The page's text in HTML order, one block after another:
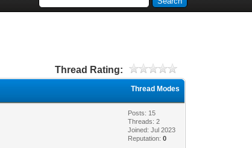
Thread Rating:
Thread Modes
Posts: 15
Threads: 2
Joined: Jul 2023
Reputation:0